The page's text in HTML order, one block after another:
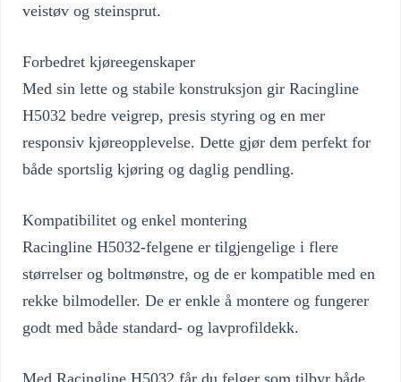
veistøv og steinsprut.
Forbedret kjøreegenskaper
Med sin lette og stabile konstruksjon gir Racingline
H5032 bedre veigrep, presis styring og en mer
responsiv kjøreopplevelse. Dette gjør dem perfekt for
både sportslig kjøring og daglig pendling.
Kompatibilitet og enkel montering
Racingline H5032-felgene er tilgjengelige i flere
størrelser og boltmønstre, og de er kompatible med en
rekke bilmodeller. De er enkle å montere og fungerer
godt med både standard- og lavprofildekk.
Med Racingline H5032 får du felger som tilbyr både